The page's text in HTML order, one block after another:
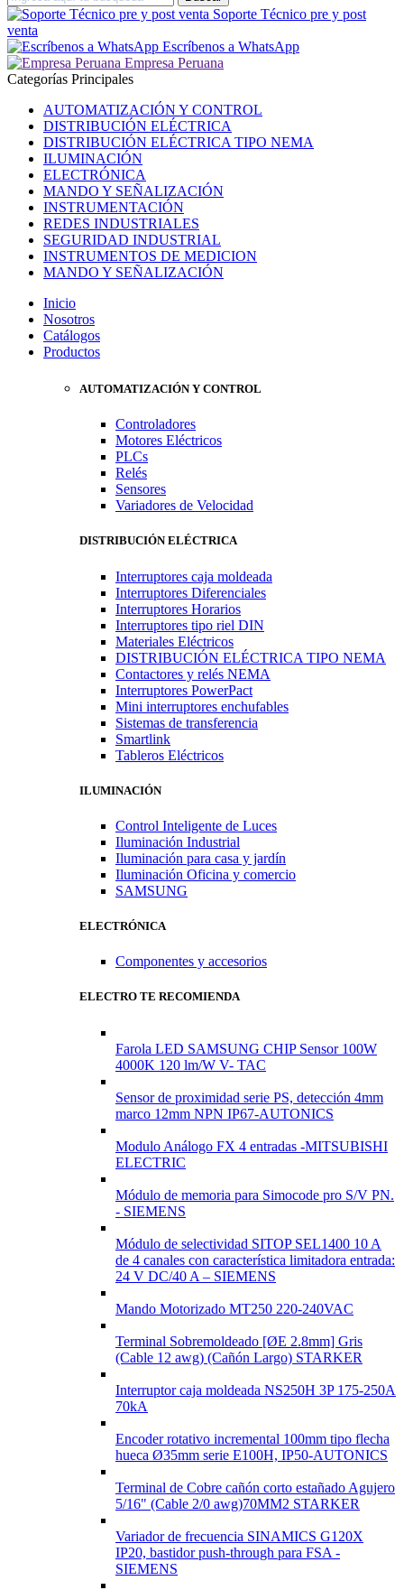
Soporte Técnico pre y post
venta
Escríbenos a WhatsApp
Empresa Peruana
Categorías Principales
AUTOMATIZACIÓN Y CONTROL
DISTRIBUCIÓN ELÉCTRICA
DISTRIBUCIÓN ELÉCTRICA TIPO NEMA
ILUMINACIÓN
ELECTRÓNICA
MANDO Y SEÑALIZACIÓN
INSTRUMENTACIÓN
REDES INDUSTRIALES
SEGURIDAD INDUSTRIAL
INSTRUMENTOS DE MEDICION
MANDO Y SEÑALIZACIÓN
Inicio
Nosotros
Catálogos
Productos
AUTOMATIZACIÓN Y CONTROL
Controladores
Motores Eléctricos
PLCs
Relés
Sensores
Variadores de Velocidad
DISTRIBUCIÓN ELÉCTRICA
Interruptores caja moldeada
Interruptores Diferenciales
Interruptores Horarios
Interruptores tipo riel DIN
Materiales Eléctricos
DISTRIBUCIÓN ELÉCTRICA TIPO NEMA
Contactores y relés NEMA
Interruptores PowerPact
Mini interruptores enchufables
Sistemas de transferencia
Smartlink
Tableros Eléctricos
ILUMINACIÓN
Control Inteligente de Luces
Iluminación Industrial
Iluminación para casa y jardín
Iluminación Oficina y comercio
SAMSUNG
ELECTRÓNICA
Componentes y accesorios
ELECTRO TE RECOMIENDA
Farola LED SAMSUNG CHIP Sensor 100W
4000K 120 lm/W V- TAC
Sensor de proximidad serie PS, detección 4mm
marco 12mm NPN IP67-AUTONICS
Modulo Análogo FX 4 entradas -MITSUBISHI
ELECTRIC
Módulo de memoria para Simocode pro S/V PN.
- SIEMENS
Módulo de selectividad SITOP SEL1400 10 A
de 4 canales con característica limitadora entrada:
24 V DC/40 A – SIEMENS
Mando Motorizado MT250 220-240VAC
Terminal Sobremoldeado [ØE 2.8mm] Gris
(Cable 12 awg) (Cañón Largo) STARKER
Interruptor caja moldeada NS250H 3P 175-250A
70kA
Encoder rotativo incremental 100mm tipo flecha
hueca Ø35mm serie E100H, IP50-AUTONICS
Terminal de Cobre cañón corto estañado Agujero
5/16" (Cable 2/0 awg)70MM2 STARKER
Variador de frecuencia SINAMICS G120X
IP20, bastidor push-through para FSA -
SIEMENS